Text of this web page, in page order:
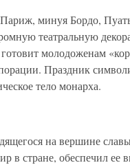
Париж, минуя Бордо,
театральную
молодоженам
Праздник
тело монарха.
на вершине
в стране, обеспечил